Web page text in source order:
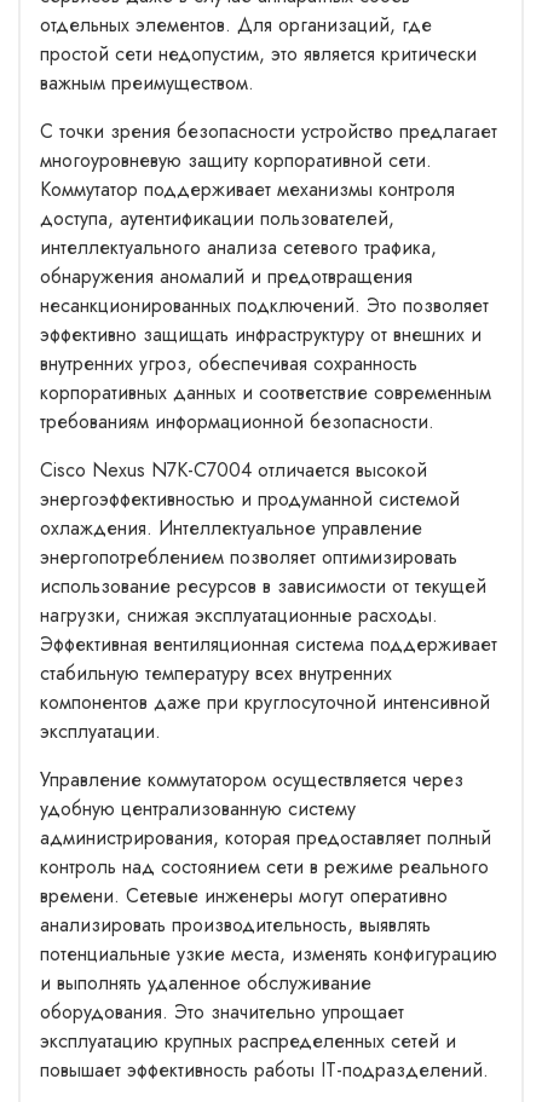
отдельных элементов. Для организаций, где
простой сети недопустим, это является критически
важным преимуществом.
С точки зрения безопасности устройство предлагает
многоуровневую защиту корпоративной сети.
Коммутатор поддерживает механизмы контроля
доступа, аутентификации пользователей,
интеллектуального анализа сетевого трафика,
обнаружения аномалий и предотвращения
несанкционированных подключений. Это позволяет
эффективно защищать инфраструктуру от внешних и
внутренних угроз, обеспечивая сохранность
корпоративных данных и соответствие современным
требованиям информационной безопасности.
Cisco Nexus N7K-C7004 отличается высокой
энергоэффективностью и продуманной системой
охлаждения. Интеллектуальное управление
энергопотреблением позволяет оптимизировать
использование ресурсов в зависимости от текущей
нагрузки, снижая эксплуатационные расходы.
Эффективная вентиляционная система поддерживает
стабильную температуру всех внутренних
компонентов даже при круглосуточной интенсивной
эксплуатации.
Управление коммутатором осуществляется через
удобную централизованную систему
администрирования, которая предоставляет полный
контроль над состоянием сети в режиме реального
времени. Сетевые инженеры могут оперативно
анализировать производительность, выявлять
потенциальные узкие места, изменять конфигурацию
и выполнять удаленное обслуживание
оборудования. Это значительно упрощает
эксплуатацию крупных распределенных сетей и
повышает эффективность работы IT-подразделений.